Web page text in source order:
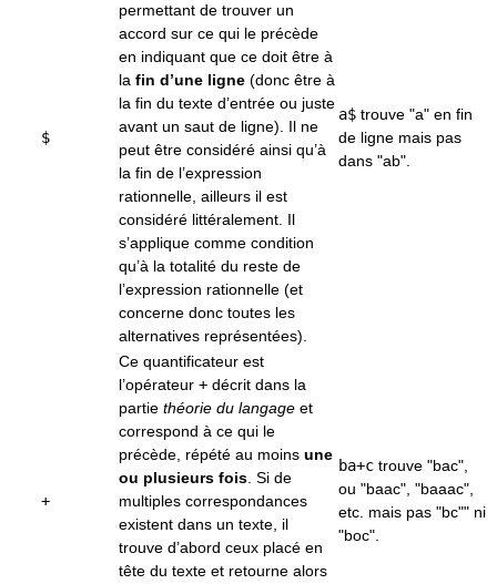
$
permettant de trouver un
accord sur ce qui le précède
en indiquant que ce doit être à
la fin d’une ligne (donc être à
la fin du texte d’entrée ou juste
avant un saut de ligne). Il ne
peut être considéré ainsi qu’à
la fin de l’expression
rationnelle, ailleurs il est
considéré littéralement. Il
s’applique comme condition
qu’à la totalité du reste de
l’expression rationnelle (et
concerne donc toutes les
alternatives représentées).
a$ trouve "a" en fin
de ligne mais pas
dans "ab".
+
Ce quantificateur est
l’opérateur + décrit dans la
partie théorie du langage et
correspond à ce qui le
précède, répété au moins une
ou plusieurs fois. Si de
multiples correspondances
existent dans un texte, il
trouve d’abord ceux placé en
tête du texte et retourne alors
ba+c trouve "bac",
ou "baac", "baaac",
etc. mais pas "bc"" ni
"boc".